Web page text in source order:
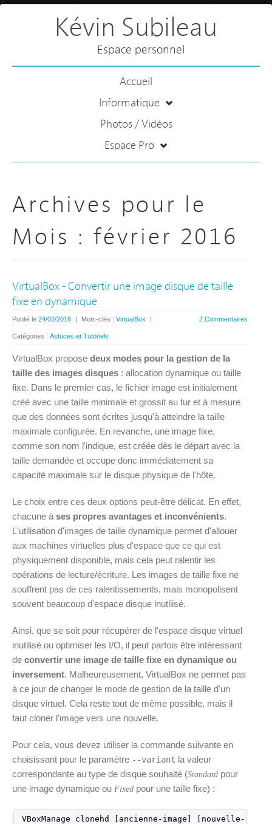
Kévin Subileau
Espace personnel
Accueil
Informatique
Photos / Vidéos
Espace Pro
Archives pour le
Mois : février 2016
VirtualBox - Convertir une image disque de taille
fixe en dynamique
2 Commentaires
Publié le 24/02/2016 | Mots-clés : VirtualBox |
Catégories : Astuces et Tutoriels
VirtualBox propose deux modes pour la gestion de la
taille des images disques : allocation dynamique ou taille
fixe. Dans le premier cas, le fichier image est initialement
créé avec une taille minimale et grossit au fur et à mesure
que des données sont écrites jusqu'à atteindre la taille
maximale configurée. En revanche, une image fixe,
comme son nom l'indique, est créée dès le départ avec la
taille demandée et occupe donc immédiatement sa
capacité maximale sur le disque physique de l'hôte.
Le choix entre ces deux options peut-être délicat. En effet,
chacune à ses propres avantages et inconvénients.
L'utilisation d'images de taille dynamique permet d'allouer
aux machines virtuelles plus d'espace que ce qui est
physiquement disponible, mais cela peut ralentir les
opérations de lecture/écriture. Les images de taille fixe ne
souffrent pas de ces ralentissements, mais monopolisent
souvent beaucoup d'espace disque inutilisé.
Ainsi, que se soit pour récupérer de l'espace disque virtuel
inutilisé ou optimiser les I/O, il peut parfois être intéressant
de convertir une image de taille fixe en dynamique ou
inversement. Malheureusement, VirtualBox ne permet pas
à ce jour de changer le mode de gestion de la taille d'un
disque virtuel. Cela reste tout de même possible, mais il
faut cloner l'image vers une nouvelle.
Pour cela, vous devez utiliser la commande suivante en
choisissant pour le paramètre --variant la valeur
correspondante au type de disque souhaité (Standard pour
une image dynamique ou Fixed pour une taille fixe) :
VBoxManage clonehd [ancienne-image] [nouvelle-